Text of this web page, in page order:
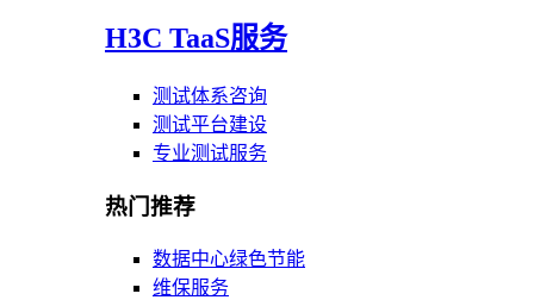
H3C TaaS服务
测试体系咨询
测试平台建设
专业测试服务
热门推荐
数据中心绿色节能
维保服务